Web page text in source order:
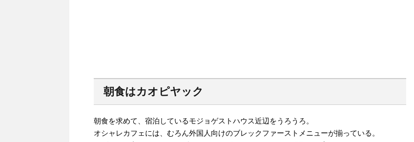
朝食はカオピヤック
朝食を求めて、宿泊しているモジョゲストハウス近辺をうろうろ。
オシャレカフェには、むろん外国人向けのブレックファーストメニューが揃っている。